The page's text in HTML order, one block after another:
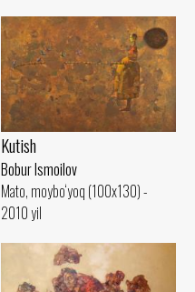
Kutish
Bobur Ismoilov
Mato, moybo‘yoq (100x130) -
2010 yil